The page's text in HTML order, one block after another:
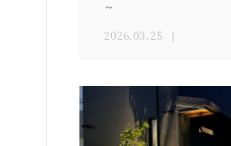
～
2026.03.25